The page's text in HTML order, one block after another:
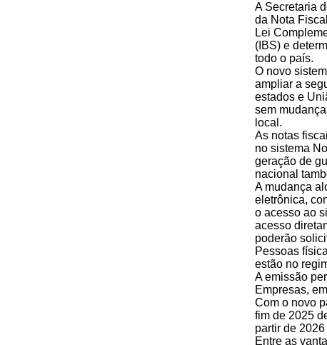
A Secretaria
da Nota
Lei
(IBS) e
todo o país.
O novo
ampliar a
estados e
sem
local.
As notas
no sistema
geração de
nacional
A mudança
eletrônica,
o acesso ao
acesso
poderão
Pessoas
estão no
A emissão
Empresas,
Com o novo
fim de 2025
partir de
Entre as